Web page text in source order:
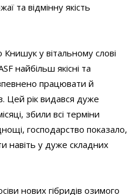
та відмінну якість
у вітальному слові
найбільш якісні та
працювати й
Цей рік видався дуже
збили всі терміни
господарство показало,
навіть у дуже складних
нових гібридів озимого